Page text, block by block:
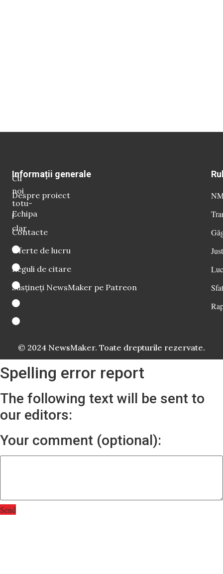
Cu
noi
totu-
i
clar
Informații generale
Despre proiect
Echipa
Contacte
Oferte de lucru
Reguli de citare
Susțineți NewsMaker pe Patreon
© 2024 NewsMaker. Toate drepturile rezervate.
Spelling error report
The following text will be sent to
our editors:
Your comment (optional):
Send